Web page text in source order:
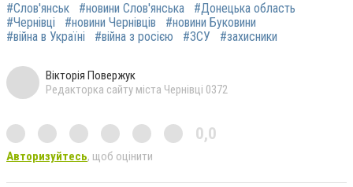
#Слов'янськ #новини Слов'янська
#Донецька область
#Чернівці
#новини Чернівців
#новини Буковини
#війна в Україні
#війна з росією #ЗСУ #захисники
Вікторія Повержук
Редакторка сайту міста Чернівці 0372
0,0
Авторизуйтесь, щоб оцінити